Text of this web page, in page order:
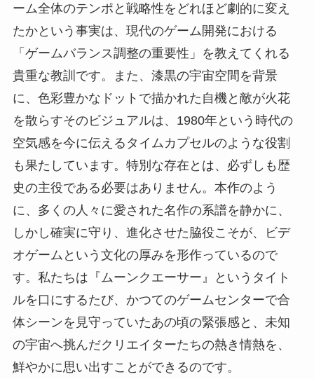
ーム全体のテンポと戦略性をどれほど劇的に変え
たかという事実は、現代のゲーム開発における
「ゲームバランス調整の重要性」を教えてくれる
貴重な教訓です。また、漆黒の宇宙空間を背景
に、色彩豊かなドットで描かれた自機と敵が火花
を散らすそのビジュアルは、1980年という時代の
空気感を今に伝えるタイムカプセルのような役割
も果たしています。特別な存在とは、必ずしも歴
史の主役である必要はありません。本作のよう
に、多くの人々に愛された名作の系譜を静かに、
しかし確実に守り、進化させた脇役こそが、ビデ
オゲームという文化の厚みを形作っているので
す。私たちは『ムーンクエーサー』というタイト
ルを口にするたび、かつてのゲームセンターで合
体シーンを見守っていたあの頃の緊張感と、未知
の宇宙へ挑んだクリエイターたちの熱き情熱を、
鮮やかに思い出すことができるのです。